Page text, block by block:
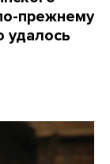
прежнему
удалось